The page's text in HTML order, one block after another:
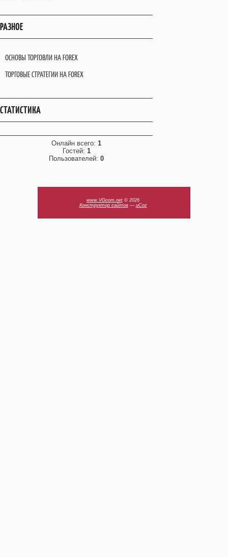
РАЗНОЕ
ОСНОВЫ ТОРГОВЛИ НА FOREX
ТОРГОВЫЕ СТРАТЕГИИ НА FOREX
СТАТИСТИКА
Онлайн всего: 1
Гостей: 1
Пользователей: 0
www.VGcom.net © 2026
Конструктор сайтов— uCoz